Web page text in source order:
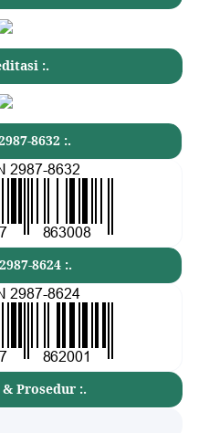
:.
8632 :.
8624 :.
Prosedur :.